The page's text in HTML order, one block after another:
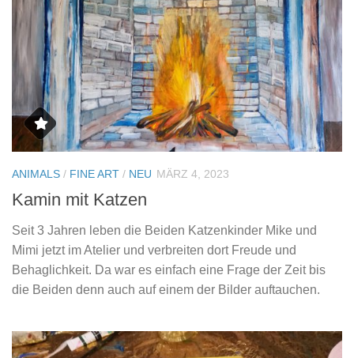
ANIMALS / FINE ART / NEU MÄRZ 4, 2023
Kamin mit Katzen
Seit 3 Jahren leben die Beiden Katzenkinder Mike und
Mimi jetzt im Atelier und verbreiten dort Freude und
Behaglichkeit. Da war es einfach eine Frage der Zeit bis
die Beiden denn auch auf einem der Bilder auftauchen.